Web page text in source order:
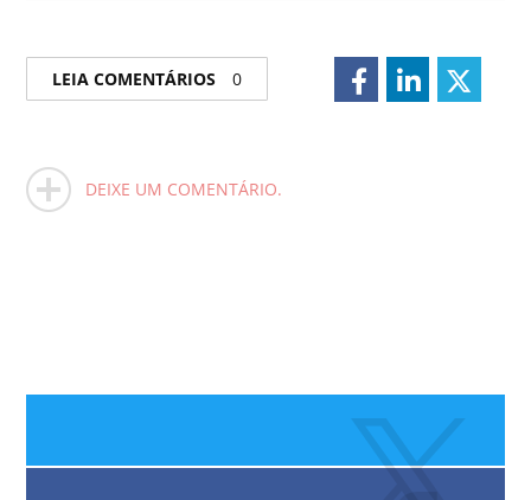
LEIA COMENTÁRIOS 0
DEIXE UM COMENTÁRIO.